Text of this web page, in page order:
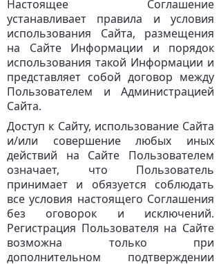
Настоящее Соглашение
устанавливает правила и условия
использования Сайта, размещения
на Сайте Информации и порядок
использования такой Информации и
представляет собой договор между
Пользователем и Администрацией
Сайта.
Доступ к Сайту, использование Сайта
и/или совершение любых иных
действий на Сайте Пользователем
означает, что Пользователь
принимает и обязуется соблюдать
все условия настоящего Соглашения
без оговорок и исключений.
Регистрация Пользователя на Сайте
возможна только при
дополнительном подтверждении